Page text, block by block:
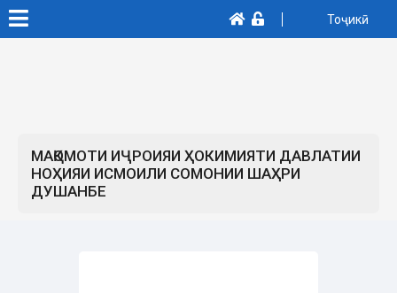
Тоҷикӣ
МАҚОМОТИ ИҶРОИЯИ ҲОКИМИЯТИ ДАВЛАТИИ
НОҲИЯИ ИСМОИЛИ СОМОНИИ ШАҲРИ
ДУШАНБЕ